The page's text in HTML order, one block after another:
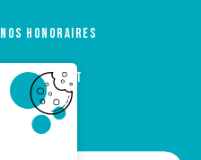
Nos honoraires
Recrutement